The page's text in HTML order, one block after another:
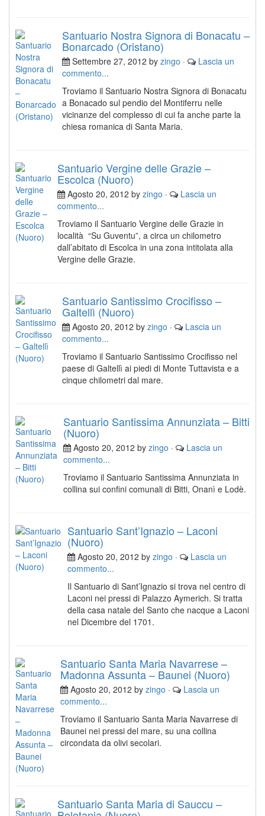
Santuario Nostra Signora di Bonacatu –
Bonarcado (Oristano)
Settembre 27, 2012 by zingo ·
Lascia un
commento...
Troviamo il Santuario Nostra Signora di Bonacatu
a Bonacado sul pendio del Montiferru nelle
vicinanze del complesso di cui fa anche parte la
chiesa romanica di Santa Maria.
Santuario Vergine delle Grazie –
Escolca (Nuoro)
Agosto 20, 2012 by zingo ·
Lascia un
commento...
Troviamo il Santuario Vergine delle Grazie in
località “Su Guventu”, a circa un chilometro
dall’abitato di Escolca in una zona intitolata alla
Vergine delle Grazie.
Santuario Santissimo Crocifisso –
Galtellì (Nuoro)
Agosto 20, 2012 by zingo ·
Lascia un
commento...
Troviamo il Santuario Santissimo Crocifisso nel
paese di Galtellì ai piedi di Monte Tuttavista e a
cinque chilometri dal mare.
Santuario Santissima Annunziata – Bitti
(Nuoro)
Agosto 20, 2012 by zingo ·
Lascia un
commento...
Troviamo il Santuario Santissima Annunziata in
collina sui confini comunali di Bitti, Onanì e Lodè.
Santuario Sant’Ignazio – Laconi
(Nuoro)
Agosto 20, 2012 by zingo ·
Lascia un
commento...
Il Santuario di Sant’Ignazio si trova nel centro di
Laconi nei pressi di Palazzo Aymerich. Si tratta
della casa natale del Santo che nacque a Laconi
nel Dicembre del 1701.
Santuario Santa Maria Navarrese –
Madonna Assunta – Baunei (Nuoro)
Agosto 20, 2012 by zingo ·
Lascia un
commento...
Troviamo il Santuario Santa Maria Navarrese di
Baunei nei pressi del mare, su una collina
circondata da olivi secolari.
Santuario Santa Maria di Sauccu –